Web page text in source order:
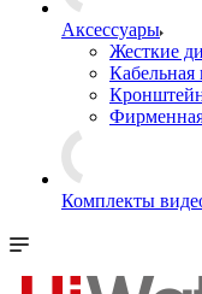
Аксессуары
Жесткие
Кабельная
Комплекты